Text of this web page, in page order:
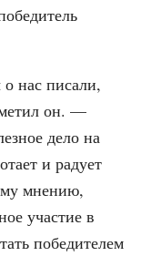
нас писали,
он. —
дело на
и радует
мнению,
участие в
победителем